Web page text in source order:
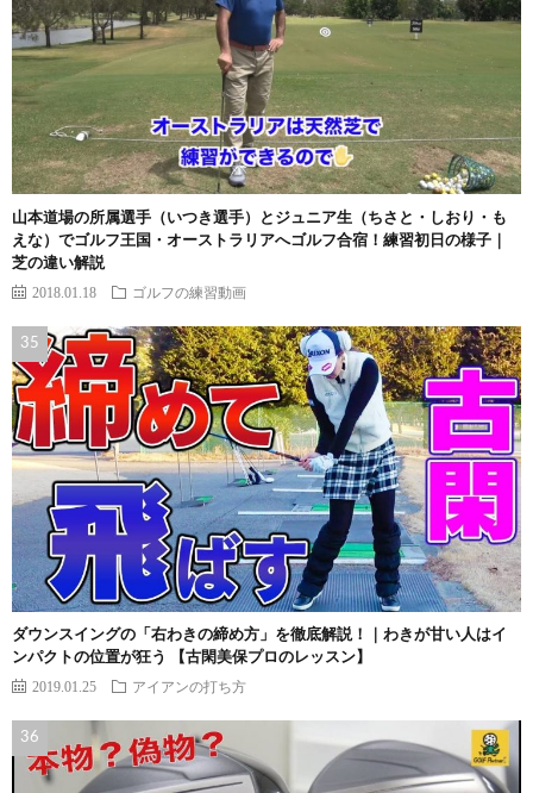
山本道場の所属選手（いつき選手）とジュニア生（ちさと・しおり・も
えな）でゴルフ王国・オーストラリアへゴルフ合宿！練習初日の様子｜
芝の違い解説
2018.01.18 ゴルフの練習動画
ダウンスイングの「右わきの締め方」を徹底解説！｜わきが甘い人はイ
ンパクトの位置が狂う 【古閑美保プロのレッスン】
2019.01.25 アイアンの打ち方